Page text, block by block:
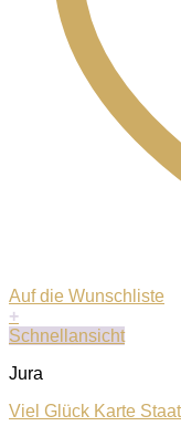
Auf die Wunschliste
+
Schnellansicht
Jura
Viel Glück Karte